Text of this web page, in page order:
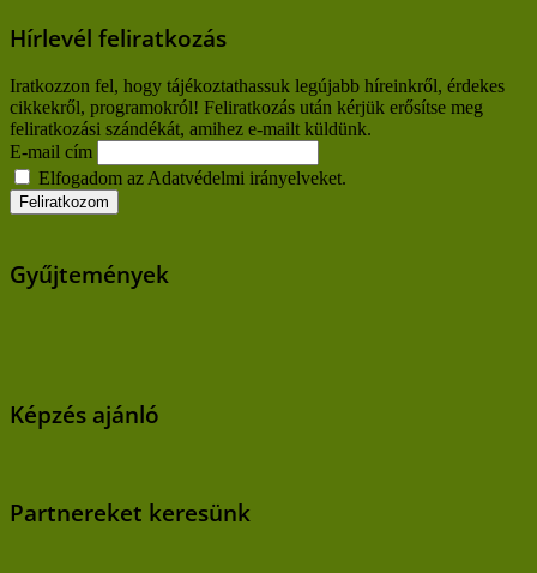
Hírlevél feliratkozás
Iratkozzon fel, hogy tájékoztathassuk legújabb híreinkről, érdekes
cikkekről, programokról! Feliratkozás után kérjük erősítse meg
feliratkozási szándékát, amihez e-mailt küldünk.
E-mail cím
Elfogadom az Adatvédelmi irányelveket.
Gyűjtemények
Képzés ajánló
Partnereket keresünk